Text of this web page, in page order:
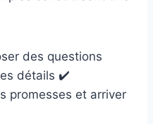
des questions
détails ✔️
promesses et arriver